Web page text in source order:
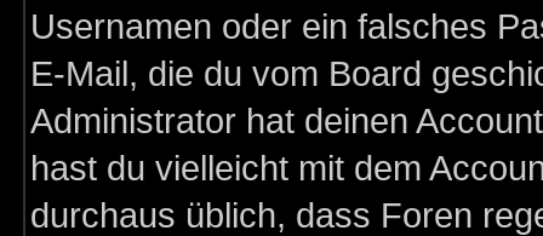
Usernamen oder ein falsches
E-Mail, die du vom Board
Administrator hat deinen
hast du vielleicht mit dem
durchaus üblich, dass Foren